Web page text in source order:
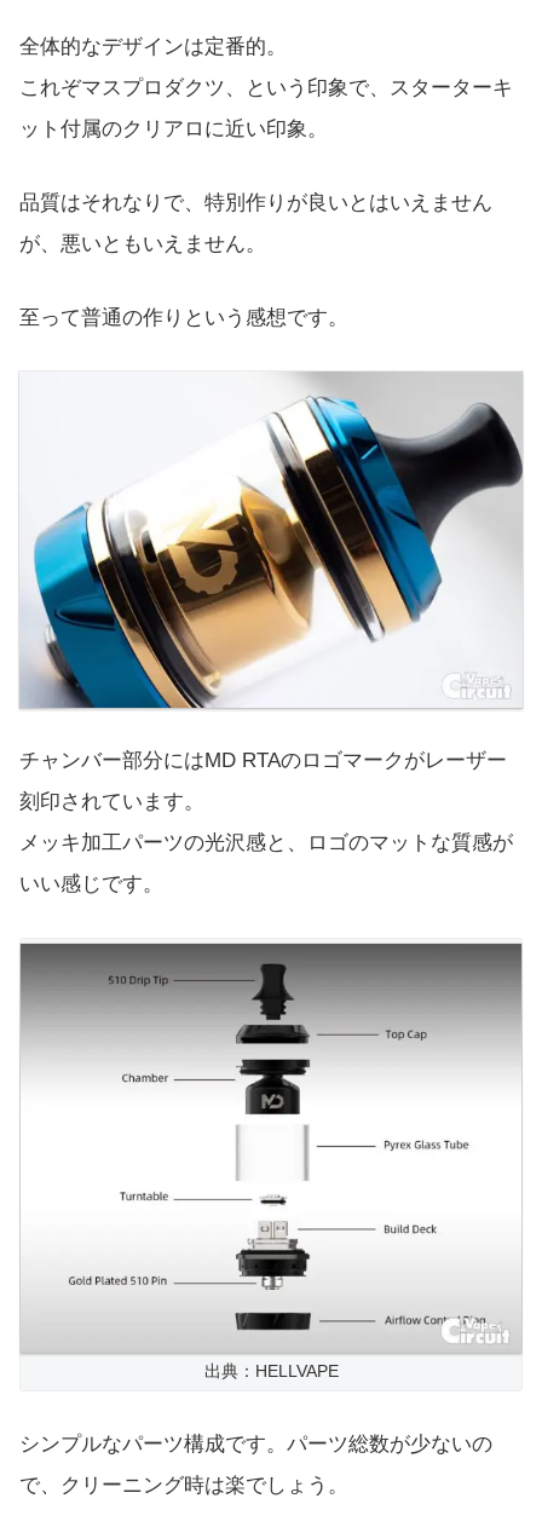
全体的なデザインは定番的。
これぞマスプロダクツ、という印象で、スターターキ
ット付属のクリアロに近い印象。
品質はそれなりで、特別作りが良いとはいえません
が、悪いともいえません。
至って普通の作りという感想です。
チャンバー部分にはMD RTAのロゴマークがレーザー
刻印されています。
メッキ加工パーツの光沢感と、ロゴのマットな質感が
いい感じです。
出典：HELLVAPE
シンプルなパーツ構成です。パーツ総数が少ないの
で、クリーニング時は楽でしょう。